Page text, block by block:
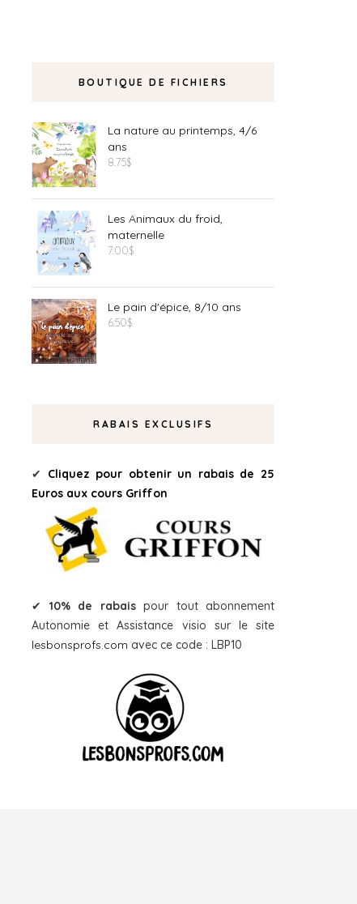
BOUTIQUE DE FICHIERS
La nature au printemps, 4/6
ans
8.75$
Les Animaux du froid,
maternelle
7.00$
Le pain d'épice, 8/10 ans
6.50$
RABAIS EXCLUSIFS
✔ Cliquez pour obtenir un rabais de 25
Euros aux cours Griffon
✔ 10% de rabaispour tout abonnement
Autonomie et Assistance visio sur le site
lesbonsprofs.com avec ce code : LBP10